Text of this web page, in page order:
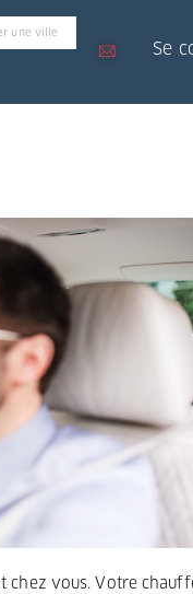
Se
chez vous. Votre